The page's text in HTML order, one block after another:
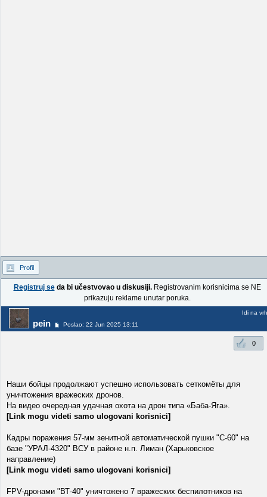
Profil
Registruj seda bi učestvovao u diskusiji.Registrovanim korisnicima se NE
prikazuju reklame unutar poruka.
pein Poslao: 22 Jun 2025 13:11
Idi na vrh
0
Наши бойцы продолжают успешно использовать сеткомëты для
уничтожения вражеских дронов.
На видео очередная удачная охота на дрон типа «Баба-Яга».
[Link mogu videti samo ulogovani korisnici]
Кадры поражения 57-мм зенитной автоматической пушки "С-60" на
базе "УРАЛ-4320" ВСУ в районе н.п. Лиман (Харьковское
направление)
[Link mogu videti samo ulogovani korisnici]
FPV-дронами "ВТ-40" уничтожено 7 вражеских беспилотников на